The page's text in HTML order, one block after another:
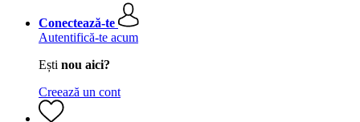
Conectează-te
Autentifică-te acum
Ești nou aici?
Creează un cont